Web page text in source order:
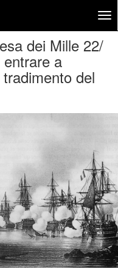
dei Mille 22/
a
del